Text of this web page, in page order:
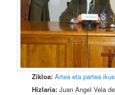
Zikloa: Artea eta partea
Hizlaria: Juan Angel Vela